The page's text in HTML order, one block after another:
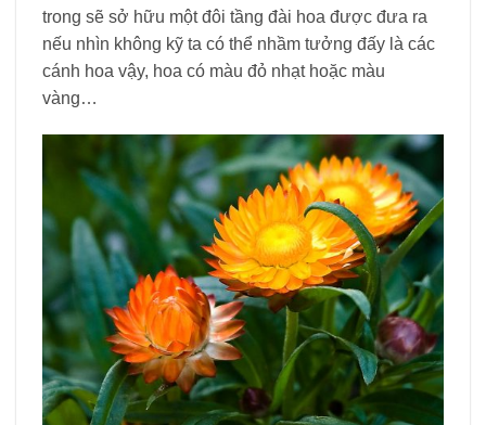
trong sẽ sở hữu một đôi tầng đài hoa được đưa ra
nếu nhìn không kỹ ta có thể nhầm tưởng đấy là các
cánh hoa vậy, hoa có màu đỏ nhạt hoặc màu
vàng…